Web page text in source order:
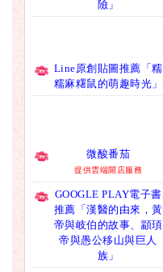
險」
Line原創貼圖推薦「糯
糯麻糬鼠的萌趣時光」
微酸番茄
提供雲端開店服務
GOOGLE PLAY電子書
推薦「漢醫的由來，黃
帝與岐伯的故事、顓頊
帝與愚公移山與巨人
族」